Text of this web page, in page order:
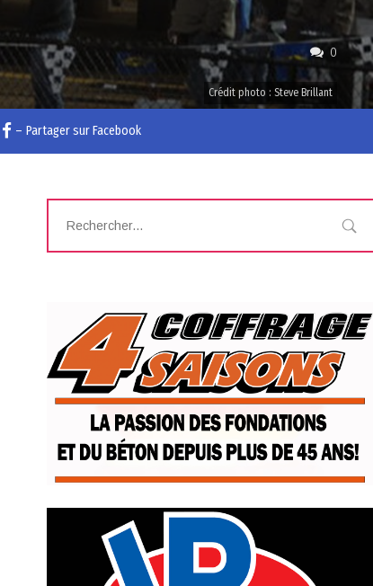
0
Crédit photo : Steve Brillant
– Partager sur Facebook